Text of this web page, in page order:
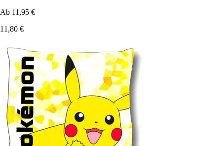
Ab 11,95 €
11,80 €